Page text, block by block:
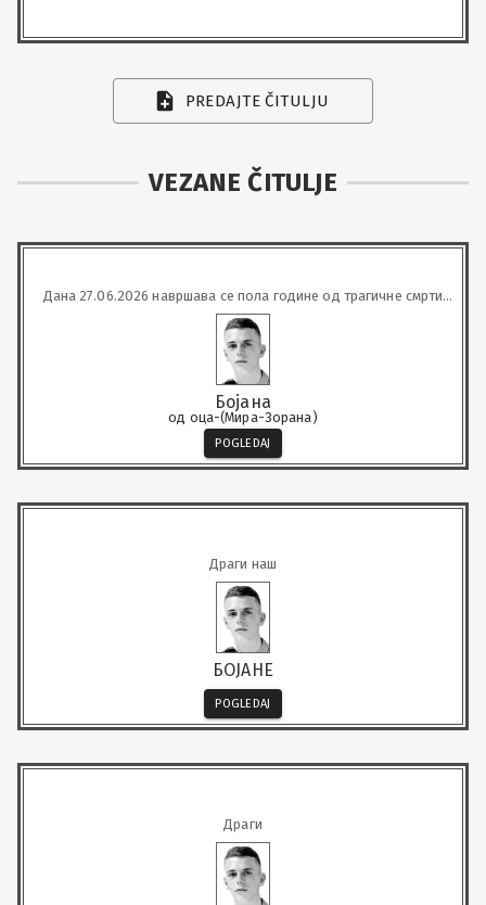
PREDAJTE ČITULJU
VEZANE ČITULJE
Дана 27.06.2026 навршава се пола године од трагичне смрти
нашег
Бојана
од оца-(Мира-Зорана)
POGLEDAJ
Драги наш
БОЈАНЕ
POGLEDAJ
Драги